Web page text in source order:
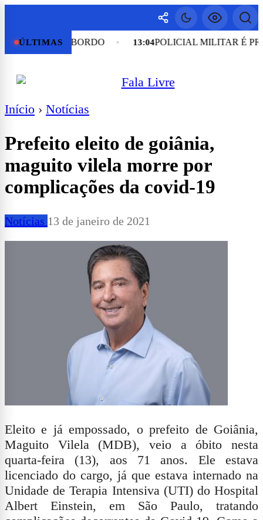
ÚLTIMASA BORDO 13:04 POLICIAL MILITAR É PRESO
Início › Notícias
Prefeito eleito de goiânia,
maguito vilela morre por
complicações da covid-19
Notícias 13 de janeiro de 2021
Eleito e já empossado, o prefeito de Goiânia,
Maguito Vilela (MDB), veio a óbito nesta
quarta-feira (13), aos 71 anos. Ele estava
licenciado do cargo, já que estava internado na
Unidade de Terapia Intensiva (UTI) do Hospital
Albert Einstein, em São Paulo, tratando